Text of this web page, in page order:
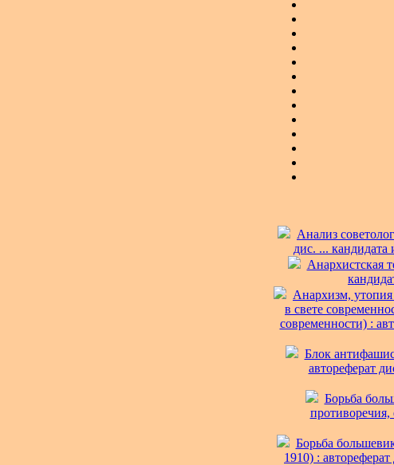
Анализ
дис. ...
Анархистская
Анархизм, утопия
в свете
современности) :
Блок
автореферат
Борьба
противоречия,
Борьба
1910) :